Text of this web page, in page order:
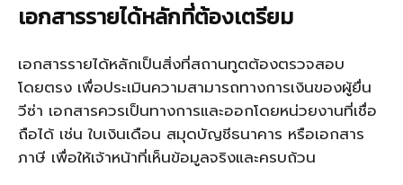
เอกสารรายได้หลักที่ต้องเตรียม
เอกสารรายได้หลักเป็นสิ่งที่สถานทูตต้องตรวจสอบ
โดยตรง เพื่อประเมินความสามารถทางการเงินของผู้ยื่น
วีซ่า เอกสารควรเป็นทางการและออกโดยหน่วยงานที่เชื่อ
ถือได้ เช่น ใบเงินเดือน สมุดบัญชีธนาคาร หรือเอกสาร
ภาษี เพื่อให้เจ้าหน้าที่เห็นข้อมูลจริงและครบถ้วน